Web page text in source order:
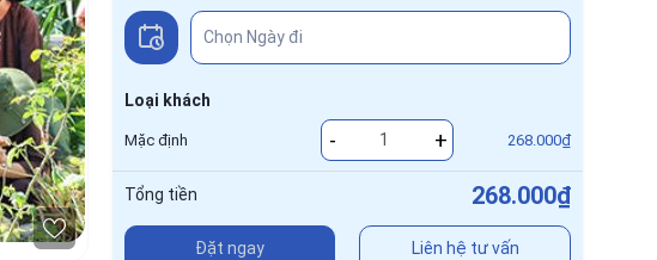
Loại khách
Mặc định - + 268.000₫
Tổng tiền 268.000₫
Đặt ngay Liên hệ tư vấn